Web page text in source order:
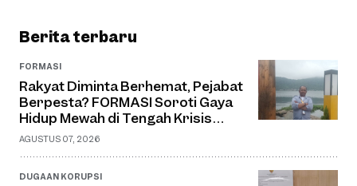
Berita terbaru
FORMASI
Rakyat Diminta Berhemat, Pejabat
Berpesta? FORMASI Soroti Gaya
Hidup Mewah di Tengah Krisis
Anggaran
AGUSTUS 07, 2026
DUGAAN KORUPSI